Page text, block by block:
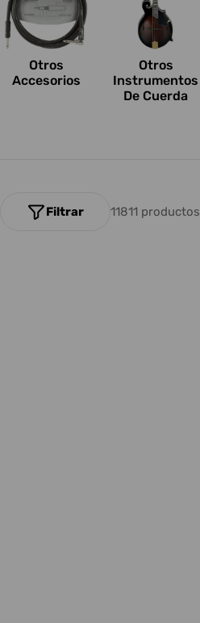
n
e
Otros
Accesorios
Otros
Instrumentos
De Cuerda
11811 productos
Filtrar